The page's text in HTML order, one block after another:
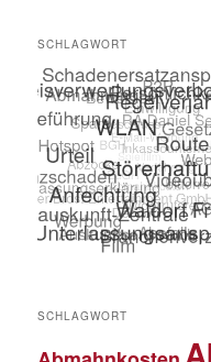
SCHLAGWORT
SCHLAGWORT